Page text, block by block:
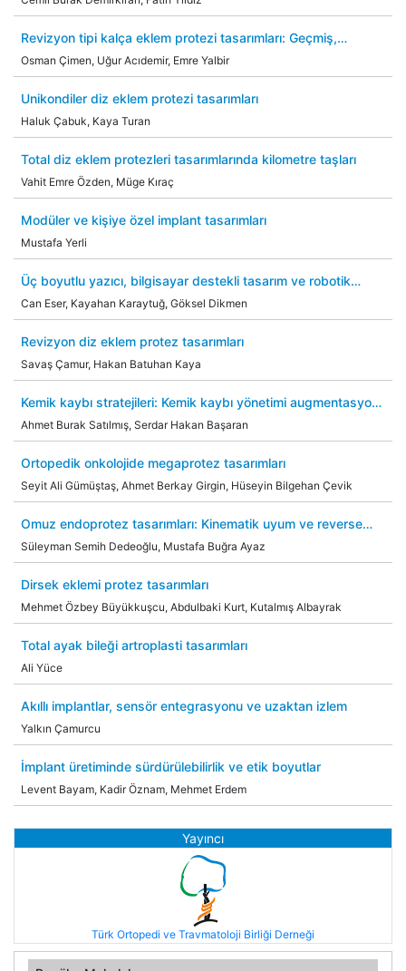
Revizyon tipi kalça eklem protezi tasarımları: Geçmiş,
Osman Çimen, Uğur Acıdemir, Emre Yalbir
Unikondiler diz eklem protezi tasarımları
Haluk Çabuk, Kaya Turan
Total diz eklem protezleri tasarımlarında kilometre taşları
Vahit Emre Özden, Müge Kıraç
Modüler ve kişiye özel implant tasarımları
Mustafa Yerli
Üç boyutlu yazıcı, bilgisayar destekli tasarım ve robotik
Can Eser, Kayahan Karaytuğ, Göksel Dikmen
Revizyon diz eklem protez tasarımları
Savaş Çamur, Hakan Batuhan Kaya
Kemik kaybı stratejileri: Kemik kaybı yönetimi augmentasyon,
Ahmet Burak Satılmış, Serdar Hakan Başaran
Ortopedik onkolojide megaprotez tasarımları
Seyit Ali Gümüştaş, Ahmet Berkay Girgin, Hüseyin Bilgehan Çevik
Omuz endoprotez tasarımları: Kinematik uyum ve reverse
Süleyman Semih Dedeoğlu, Mustafa Buğra Ayaz
Dirsek eklemi protez tasarımları
Mehmet Özbey Büyükkuşcu, Abdulbaki Kurt, Kutalmış Albayrak
Total ayak bileği artroplasti tasarımları
Ali Yüce
Akıllı implantlar, sensör entegrasyonu ve uzaktan izlem
Yalkın Çamurcu
İmplant üretiminde sürdürülebilirlik ve etik boyutlar
Levent Bayam, Kadir Öznam, Mehmet Erdem
Yayıncı
Türk Ortopedi ve Travmatoloji Birliği Derneği